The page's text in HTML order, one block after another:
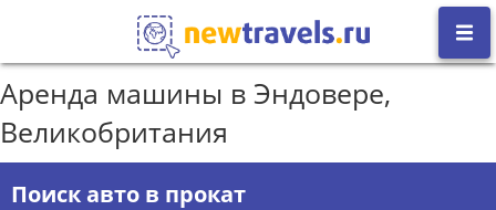
Аренда машины в Эндовере,
Великобритания
Поиск авто в прокат